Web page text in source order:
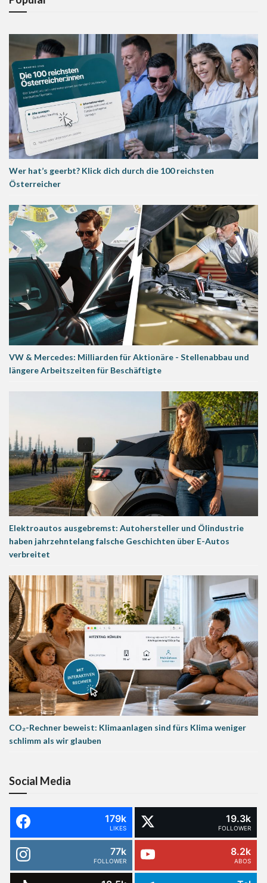
Wer hat’s geerbt? Klick dich durch die 100 reichsten
Österreicher
VW & Mercedes: Milliarden für Aktionäre - Stellenabbau und
längere Arbeitszeiten für Beschäftigte
Elektroautos ausgebremst: Autohersteller und Ölindustrie
haben jahrzehntelang falsche Geschichten über E-Autos
verbreitet
CO₂-Rechner beweist: Klimaanlagen sind fürs Klima weniger
schlimm als wir glauben
Social Media
179k
LIKES
19.3k
FOLLOWER
77k
FOLLOWER
8.2k
ABOS